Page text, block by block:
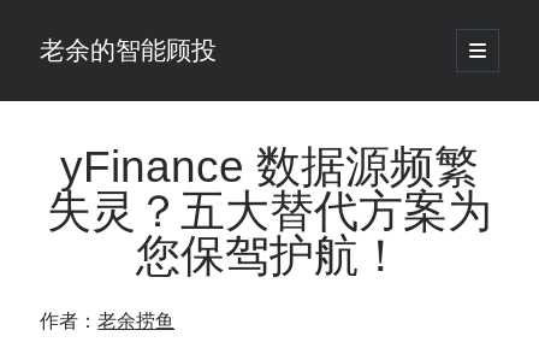
老余的智能顾投
open
primary
Sidebar
最新发表 ：
老余看市：假曙光、核电弹药上膛、AI分化
你的回测曲线越漂亮，我越替你担心：因为历史顺序，正在“倒着”给你
仓位大小背后的数学：为什么胜率40%的策略，能比胜率60%的更赚钱
yFinance 数据源频繁
失灵？五大替代方案为
您保驾护航！
作者：老余捞鱼